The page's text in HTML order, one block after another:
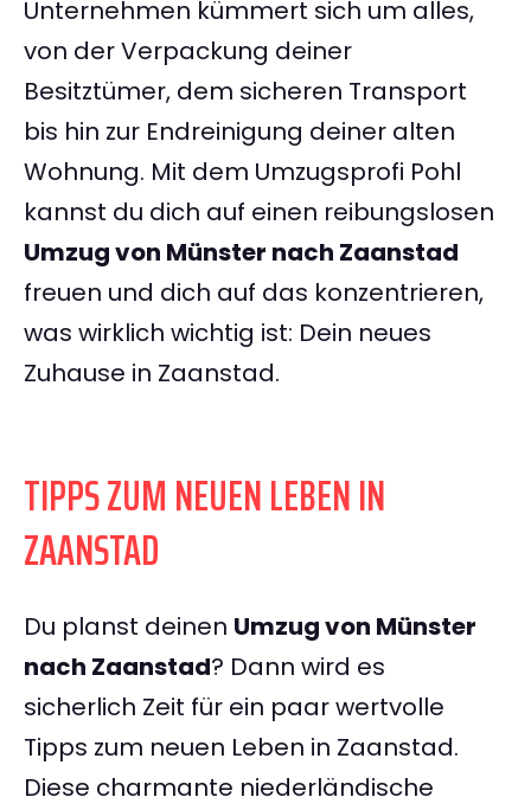
Unternehmen kümmert sich um alles,
von der Verpackung deiner
Besitztümer, dem sicheren Transport
bis hin zur Endreinigung deiner alten
Wohnung. Mit dem Umzugsprofi Pohl
kannst du dich auf einen reibungslosen
Umzug von Münster nach Zaanstad
freuen und dich auf das konzentrieren,
was wirklich wichtig ist: Dein neues
Zuhause in Zaanstad.
TIPPS ZUM NEUEN LEBEN IN
ZAANSTAD
Du planst deinen Umzug von Münster
nach Zaanstad? Dann wird es
sicherlich Zeit für ein paar wertvolle
Tipps zum neuen Leben in Zaanstad.
Diese charmante niederländische